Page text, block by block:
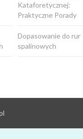
Kataforetycznej:
Praktyczne Porady
Dopasowanie do rur
spalinowych